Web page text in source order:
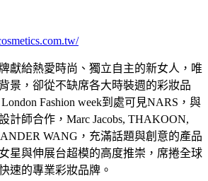
獻給熱愛時尚、獨立自主的新女人，唯
景，卻從不缺席各大時裝週的彩妝品
Fashion week到處可見NARS，與
計師合作，Marc Jacobs, THAKOON,
WANG，充滿話題與創意的產品
星與伸展台超模的高度推崇，席捲全球
速的專業彩妝品牌。